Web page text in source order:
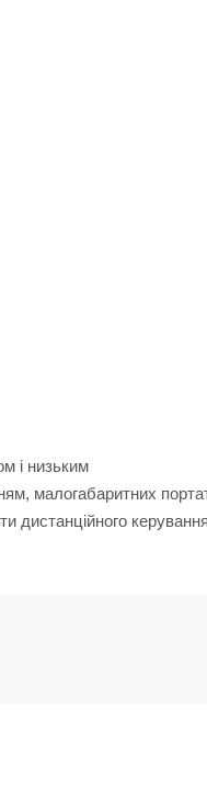
і низьким
малогабаритних
дистанційного